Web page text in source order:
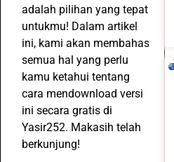
adalah pilihan yang tepat
untukmu! Dalam artikel
ini, kami akan membahas
semua hal yang perlu
kamu ketahui tentang
cara mendownload versi
ini secara gratis di
Yasir252. Makasih telah
berkunjung!